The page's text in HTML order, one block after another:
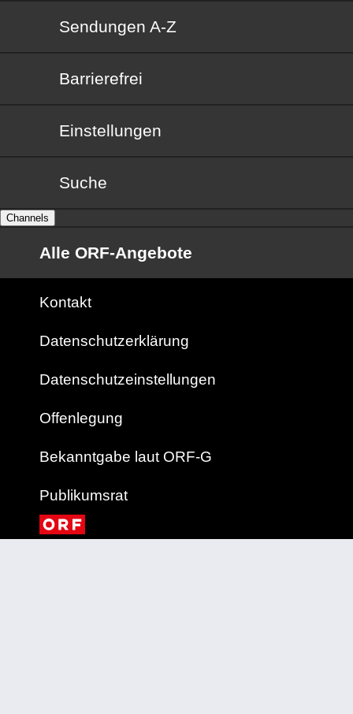
Sendungen von A bis Z
Sendungen A-Z
Barrierefrei
Barrierefrei
Einstellungen
Suche
Channels
Alle ORF-Angebote
Kontakt
Datenschutzerklärung
Datenschutzeinstellungen
Offenlegung
Bekanntgabe laut ORF-G
Publikumsrat